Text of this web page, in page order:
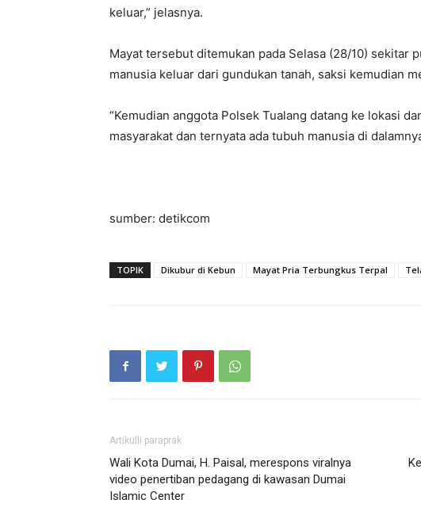
keluar,” jelasnya.
Mayat tersebut ditemukan pada Selasa (28/10) sekitar
manusia keluar dari gundukan tanah, saksi kemudian
“Kemudian anggota Polsek Tualang datang ke lokasi
masyarakat dan ternyata ada tubuh manusia di
sumber: detikcom
TOPIK Dikubur di Kebun Mayat Pria Terbungkus Terpal
Artikulli paraprak
Wali Kota Dumai, H. Paisal, merespons viralnya
video penertiban pedagang di kawasan Dumai
Islamic Center